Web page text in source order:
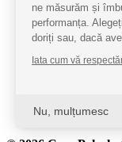
Radio Guerilla
RSM Romania
Barrier România
KPMG
MobilPay
ne măsurăm și
performanța.
doriți sau, dacă
Iata cum vă
Nu, mulțumesc
Axeptio consent